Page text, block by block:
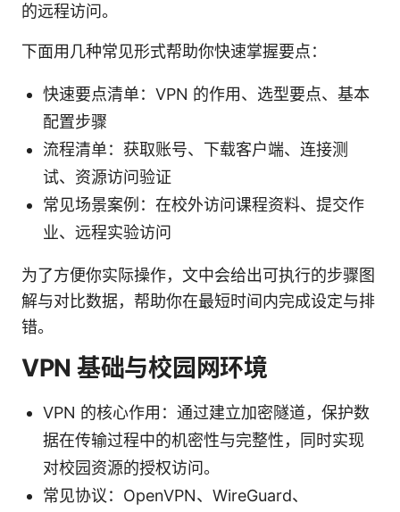
的远程访问。
下面用几种常见形式帮助你快速掌握要点：
快速要点清单：VPN 的作用、选型要点、基本
配置步骤
流程清单：获取账号、下载客户端、连接测
试、资源访问验证
常见场景案例：在校外访问课程资料、提交作
业、远程实验访问
为了方便你实际操作，文中会给出可执行的步骤图
解与对比数据，帮助你在最短时间内完成设定与排
错。
VPN 基础与校园网环境
VPN 的核心作用：通过建立加密隧道，保护数
据在传输过程中的机密性与完整性，同时实现
对校园资源的授权访问。
常见协议：OpenVPN、WireGuard、